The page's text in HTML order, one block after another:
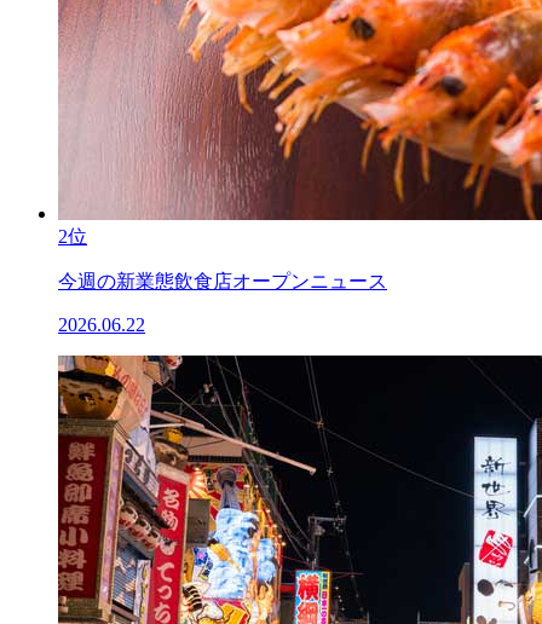
2位
今週の新業態飲食店オープンニュース
2026.06.22